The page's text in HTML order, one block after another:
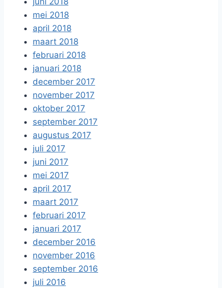
mei 2018
april 2018
maart 2018
februari 2018
januari 2018
december 2017
november 2017
oktober 2017
september 2017
augustus 2017
juli 2017
juni 2017
mei 2017
april 2017
maart 2017
februari 2017
januari 2017
december 2016
november 2016
september 2016
juli 2016